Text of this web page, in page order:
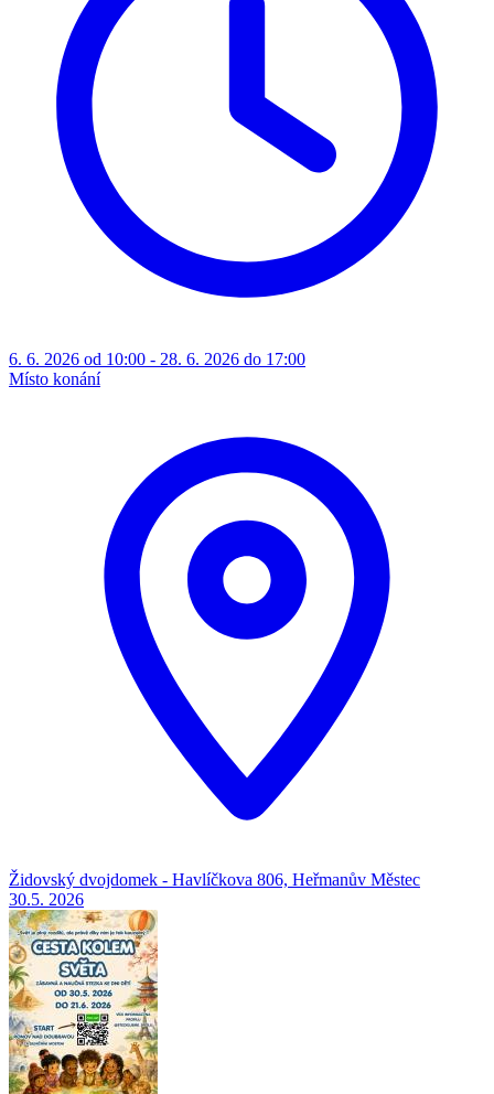
6. 6. 2026 od 10:00 - 28. 6. 2026 do 17:00
Místo konání
Židovský dvojdomek - Havlíčkova 806, Heřmanův Městec
30.5. 2026